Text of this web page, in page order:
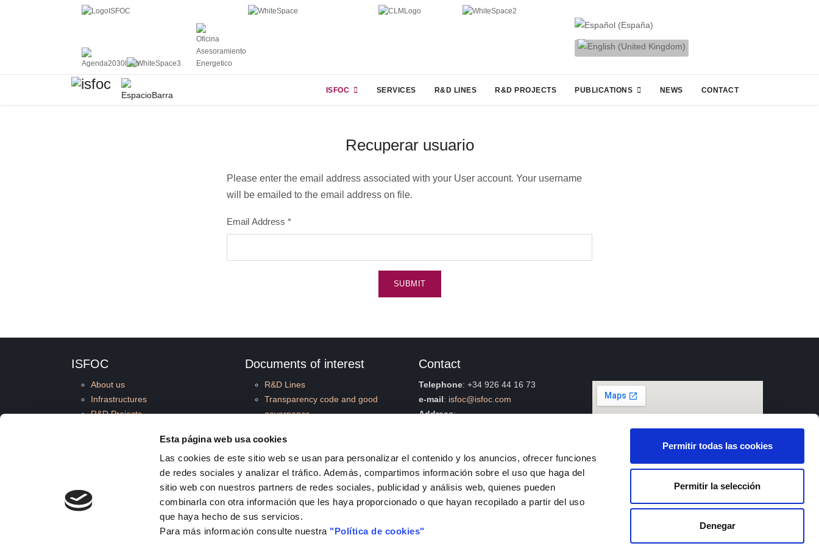
Esta página web usa cookies
Las cookies de este sitio web se usan para personalizar el contenido y los anuncios, ofrecer funciones
de redes sociales y analizar el tráfico. Además, compartimos información sobre el uso que haga del
sitio web con nuestros partners de redes sociales, publicidad y análisis web, quienes pueden
combinarla con otra información que les haya proporcionado o que hayan recopilado a partir del uso
que haya hecho de sus servicios.
Para más información consulte nuestra "Política de cookies"
Permitir todas las cookies
Permitir la selección
Denegar
ISFOC SERVICES R&D LINES R&D PROJECTS PUBLICATIONS NEWS CONTACT
Recuperar usuario
Please enter the email address associated with your User account. Your username
will be emailed to the email address on file.
Email Address *
SUBMIT
ISFOC
About us
Infrastructures
R&D Projects
Quality and Environment
Documents of interest
R&D Lines
Transparency code and good
governance
Management System Policy
Sustainable Development Goals
ISFOC Catalogues
Compliance
Strategic Plan
Contact
Telephone: +34 926 44 16 73
e-mail: isfoc@isfoc.com
Address:
13500, Puertollano (Ciudad Real)
Contact Form